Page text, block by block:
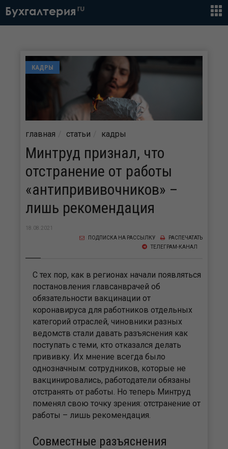
Бухгалтерия ru
КАДРЫ
главная статьи кадры
Минтруд признал, что
отстранение от работы
«антипрививочников» –
лишь рекомендация
18.08.2021
РАСПЕЧАТАТЬ
ПОДПИСКА НА РАССЫЛКУ
ТЕЛЕГРАМ-КАНАЛ
С тех пор, как в регионах начали появляться
постановления главсанврачей об
обязательности вакцинации от
коронавируса для работников отдельных
категорий отраслей, чиновники разных
ведомств стали давать разъяснения как
поступать с теми, кто отказался делать
прививку. Их мнение всегда было
однозначным: сотрудников, которые не
вакцинировались, работодатели обязаны
отстранять от работы. Но теперь Минтруд
поменял свою точку зрения: отстранение от
работы – лишь рекомендация.
Совместные разъяснения